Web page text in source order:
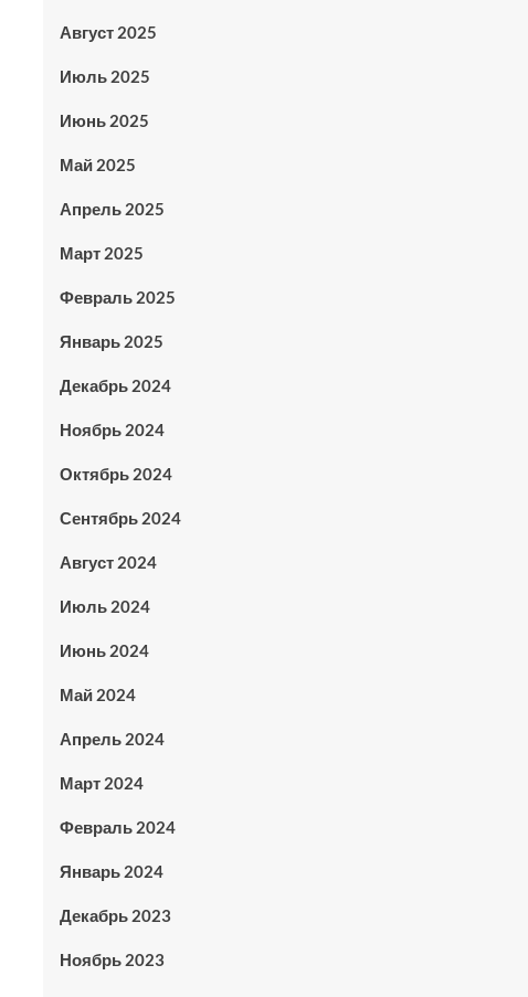
Август 2025
Июль 2025
Июнь 2025
Май 2025
Апрель 2025
Март 2025
Февраль 2025
Январь 2025
Декабрь 2024
Ноябрь 2024
Октябрь 2024
Сентябрь 2024
Август 2024
Июль 2024
Июнь 2024
Май 2024
Апрель 2024
Март 2024
Февраль 2024
Январь 2024
Декабрь 2023
Ноябрь 2023